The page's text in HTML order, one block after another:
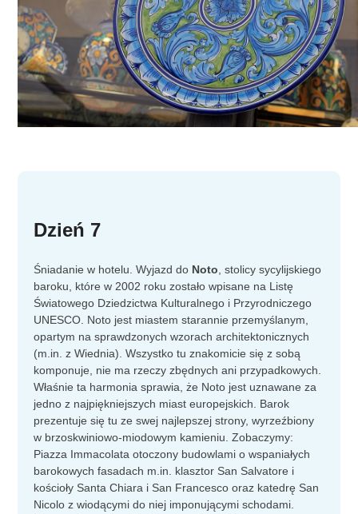
Dzień 7
Śniadanie w hotelu. Wyjazd do Noto, stolicy sycylijskiego
baroku, które w 2002 roku zostało wpisane na Listę
Światowego Dziedzictwa Kulturalnego i Przyrodniczego
UNESCO. Noto jest miastem starannie przemyślanym,
opartym na sprawdzonych wzorach architektonicznych
(m.in. z Wiednia). Wszystko tu znakomicie się z sobą
komponuje, nie ma rzeczy zbędnych ani przypadkowych.
Właśnie ta harmonia sprawia, że Noto jest uznawane za
jedno z najpiękniejszych miast europejskich. Barok
prezentuje się tu ze swej najlepszej strony, wyrzeźbiony
w brzoskwiniowo-miodowym kamieniu. Zobaczymy:
Piazza Immacolata otoczony budowlami o wspaniałych
barokowych fasadach m.in. klasztor San Salvatore i
kościoły Santa Chiara i San Francesco oraz katedrę San
Nicolo z wiodącymi do niej imponującymi schodami.